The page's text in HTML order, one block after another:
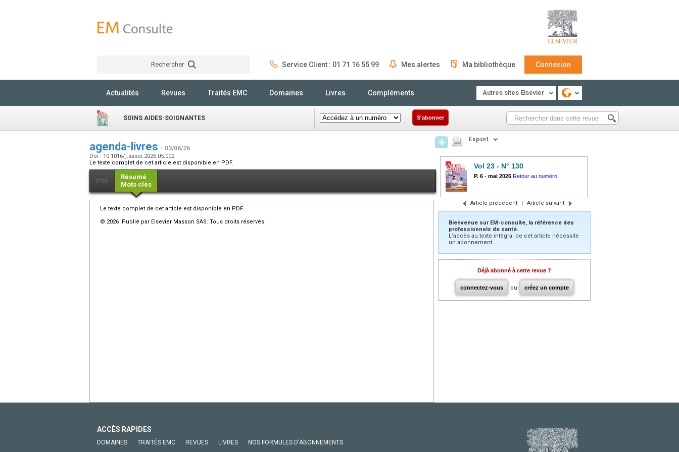
Rechercher Service Client : 01 71 16 55 99 Mes alertes Ma bibliothèque Connexion
Actualités Revues Traités EMC Domaines Livres Compléments Autres sites Elsevier
SOINS AIDES-SOIGNANTES S'abonner
agenda-livres - 03/06/26
Doi : 10.1016/j.sasoi.2026.05.002
Le texte complet de cet article est disponible en PDF.
PDF
Résumé
Mots clés
Le texte complet de cet article est disponible en PDF.
© 2026 Publié par Elsevier Masson SAS. Tous droits réservés.
Export
Vol 23 - N° 130
P. 6 - mai 2026 Retour au numéro
Article précédent | Article suivant
Bienvenue sur EM-consulte, la référence des
professionnels de santé.
L’accès au texte intégral de cet article nécessite
un abonnement.
Déjà abonné à cette revue ?
connectez-vous ou créez un compte
ACCÈS RAPIDES
DOMAINES TRAITÉS EMC REVUES LIVRES NOS FORMULES D'ABONNEMENTS